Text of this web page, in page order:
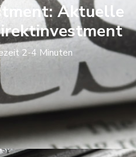
Aktuelle
2-4 Minuten